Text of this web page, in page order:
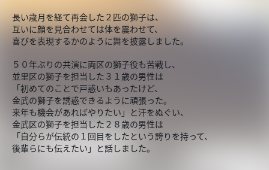
長い歳月を経て再会した２匹の獅子は、
互いに顔を見合わせては体を震わせて、
喜びを表現するかのように舞を披露しました。
５０年ぶりの共演に両区の獅子役も苦戦し、
並里区の獅子を担当した３１歳の男性は
「初めてのことで戸惑いもあったけど、
金武の獅子を誘惑できるように頑張った。
来年も機会があればやりたい」と汗をぬぐい、
金武区の獅子を担当した２８歳の男性は
「自分らが伝統の１回目をしたという誇りを持って、
後輩らにも伝えたい」と話しました。